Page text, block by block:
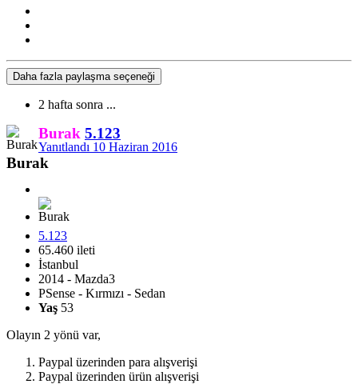
Daha fazla paylaşma seçeneği
2 hafta sonra ...
Burak 5.123
Yanıtlandı 10 Haziran 2016
Burak
5.123
65.460 ileti
İstanbul
2014 - Mazda3
PSense - Kırmızı - Sedan
Yaş 53
Olayın 2 yönü var,
Paypal üzerinden para alışverişi
Paypal üzerinden ürün alışverişi